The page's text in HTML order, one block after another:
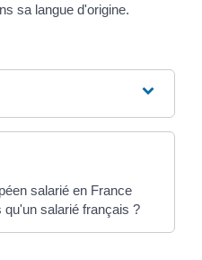
sa langue d'origine.
salarié en France
salarié français ?